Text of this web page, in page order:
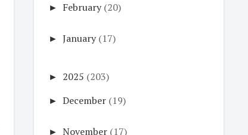
► February (20)
► January (17)
► 2025 (203)
► December (19)
► November (17)